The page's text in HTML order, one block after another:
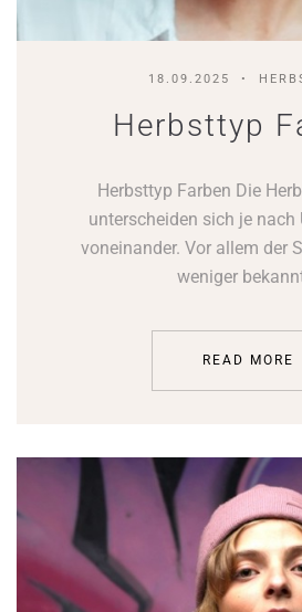
18.09.2025
Herbsttyp
Herbsttyp Farben Die
unterscheiden sich je nach
voneinander. Vor allem der
weniger
READ MORE